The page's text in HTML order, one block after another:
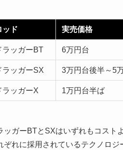
ッド 実売価格
ラッガーBT 6万円台
ラッガーSX 3万円台後半～5
ラッガーX 1万円台半ば
ッガーBTとSXはいずれもコスト
ぞれに採用されているテクノロジ